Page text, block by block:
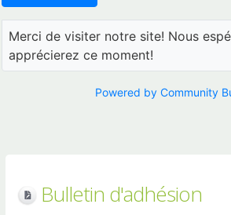
Merci de visiter notre site! Nous
apprécierez ce moment!
Powered by Community
Bulletin d'adhésion